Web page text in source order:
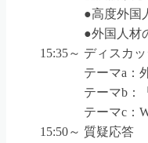
●高度外国
●外国人材
15:35～ ディスカ
テーマa：
テーマb：
テーマc：
15:50～ 質疑応答